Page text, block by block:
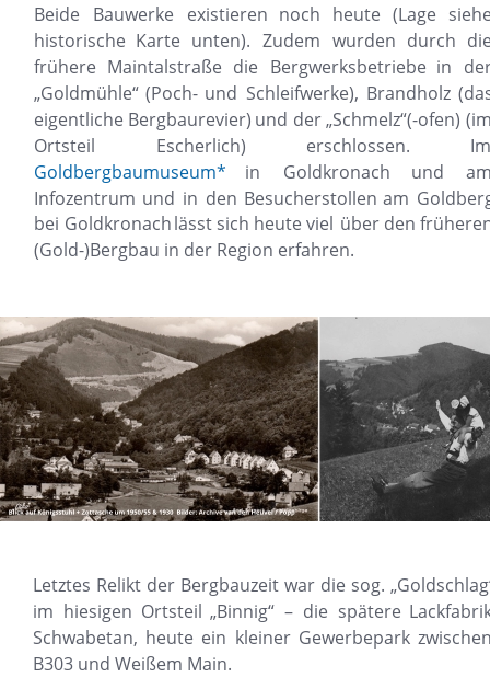
Letztes Relikt der Bergbauzeit war die sog.
im hiesigen Ortsteil „Binnig“ – die spätere
Schwabetan, heute ein kleiner Gewerbepark
B303 und Weißem Main.
Beide Bauwerke existieren noch heute (Lage
historische Karte unten). Zudem wurden durch
frühere Maintalstraße die Bergwerksbetriebe in
„Goldmühle“ (Poch- und Schleifwerke), Brandholz
eigentliche Bergbaurevier) und der „Schmelz“(-ofen)
Ortsteil
Escherlich) erschlossen.
Goldbergbaumuseum*
in Goldkronach und
Infozentrum und in den Besucherstollen am
bei Goldkronachlässt sich heute viel über den
(Gold-)Bergbau in der Region erfahren.